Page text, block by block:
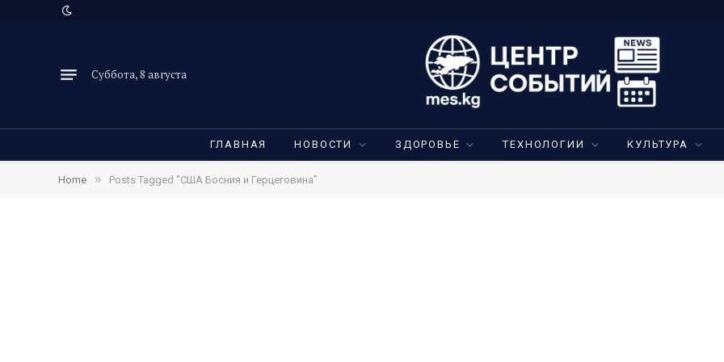
Суббота, 8 августа
ГЛАВНАЯ НОВОСТИ ЗДОРОВЬЕ ТЕХНОЛОГИИ КУЛЬТУРА
Home » Posts Tagged "США Босния и Герцеговина"